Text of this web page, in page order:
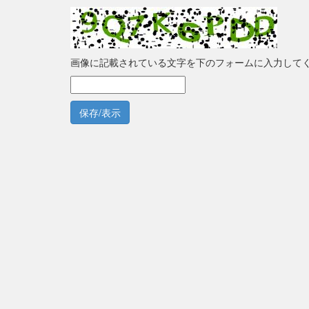
画像に記載されている文字を下のフォームに入力して
保存/表示